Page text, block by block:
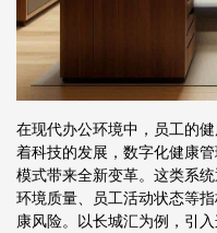
在现代办公环境中，员工的
着科技的发展，数字化健康
模式带来全新变革。这类系
环境质量、员工活动状态等
康风险。以长城汇为例，引